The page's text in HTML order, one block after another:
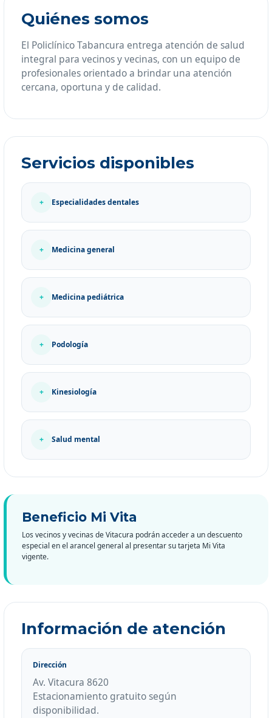
Quiénes somos
El Policlínico Tabancura entrega atención de salud
integral para vecinos y vecinas, con un equipo de
profesionales orientado a brindar una atención
cercana, oportuna y de calidad.
Servicios disponibles
+ Especialidades dentales
+ Medicina general
+ Medicina pediátrica
+ Podología
+ Kinesiología
+ Salud mental
Beneficio Mi Vita
Los vecinos y vecinas de Vitacura podrán acceder a un descuento
especial en el arancel general al presentar su tarjeta Mi Vita
vigente.
Información de atención
Dirección
Av. Vitacura 8620
Estacionamiento gratuito según
disponibilidad.